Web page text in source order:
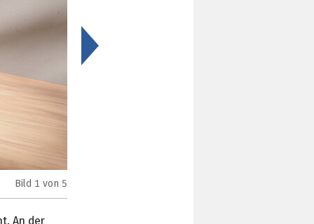
Bild 1 von 5
An der